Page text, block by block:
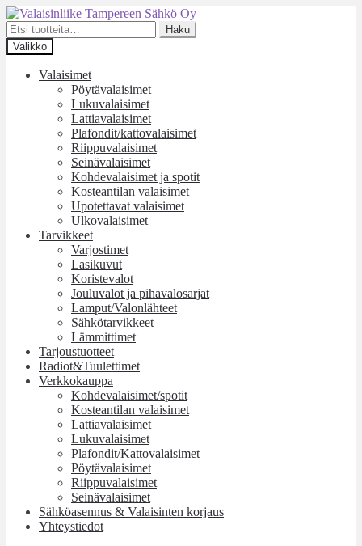
Siirry
navigointiin
Siirry
sisältöön
Etsi:
Haku
Valikko
Valaisimet
Pöytävalaisimet
Lukuvalaisimet
Lattiavalaisimet
Plafondit/kattovalaisimet
Riippuvalaisimet
Seinävalaisimet
Kohdevalaisimet ja spotit
Kosteantilan valaisimet
Upotettavat valaisimet
Ulkovalaisimet
Tarvikkeet
Varjostimet
Lasikuvut
Koristevalot
Jouluvalot ja pihavalosarjat
Lamput/Valonlähteet
Sähkötarvikkeet
Lämmittimet
Tarjoustuotteet
Radiot&Tuulettimet
Verkkokauppa
Kohdevalaisimet/spotit
Kosteantilan valaisimet
Lattiavalaisimet
Lukuvalaisimet
Plafondit/Kattovalaisimet
Pöytävalaisimet
Riippuvalaisimet
Seinävalaisimet
Sähköasennus & Valaisinten korjaus
Yhteystiedot